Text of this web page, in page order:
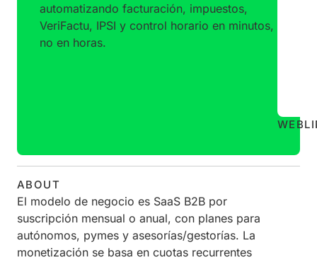
automatizando facturación, impuestos,
VeriFactu, IPSI y control horario en minutos,
no en horas.
WEB
ABOUT
El modelo de negocio es SaaS B2B por
suscripción mensual o anual, con planes para
autónomos, pymes y asesorías/gestorías. La
monetización se basa en cuotas recurrentes